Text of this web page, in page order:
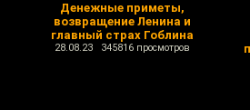
Денежные приметы,
возвращение Ленина и
главный страх Гоблина
28.08.23 345816 просмотров